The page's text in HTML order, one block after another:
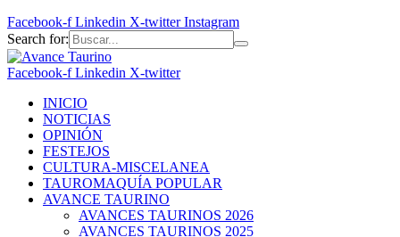
Facebook-f Linkedin X-twitter Instagram
Search for:
Facebook-f Linkedin X-twitter
INICIO
NOTICIAS
OPINIÓN
FESTEJOS
CULTURA-MISCELANEA
TAUROMAQUÍA POPULAR
AVANCE TAURINO
AVANCES TAURINOS 2026
AVANCES TAURINOS 2025